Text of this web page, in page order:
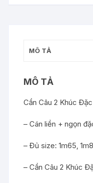
lượng
MÔ TẢ
MÔ TẢ
Cần Câu 2 Khúc
– Cán liền + ngọn
– Đủ size: 1m65,
– Cần Câu 2 Khúc